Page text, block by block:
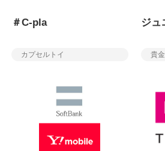
＃C-pla
カプセルトイ
ジュ